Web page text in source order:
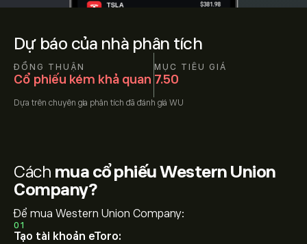
Dự báo của nhà phân tích
ĐỒNG THUẬN
Cổ phiếu kém khả quan
MỤC TIÊU GIÁ
7.50
Dựa trên chuyên gia phân tích đã đánh giá WU
Cách mua cổ phiếu Western Union
Company?
Để mua Western Union Company:
01
Tạo tài khoản eToro: